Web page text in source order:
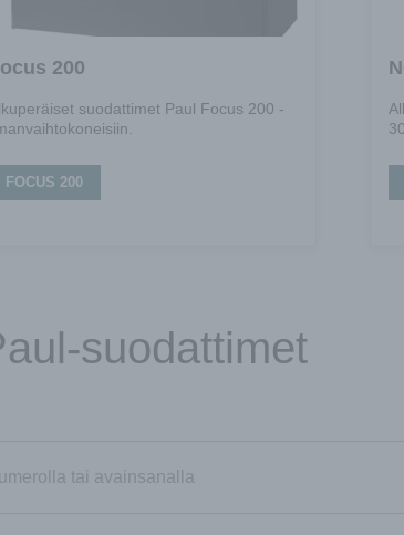
200
suodattimet Paul Focus 200 -
FOCUS 200
suodattimet